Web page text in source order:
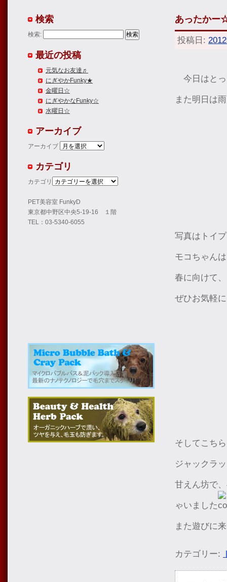
あったかー
投稿日:
今日はとっ
また明日は
写真はトイ
モコちゃん
春に向けて
ぜひお気軽
そしてこち
ジャックラ
甘えん坊で
ゃいました
また遊びに
カテゴリー:
検索
検索:
最近の投稿
元気なお友達♬
にぎやかFunky★
金曜日☆
にぎやかなFunky☆
水曜日☆
アーカイブ
アーカイブ
カテゴリ
カテゴリ
PET美容室 FunkyD
東京都中野区中央5-19-16 １階
TEL：03-5340-6055